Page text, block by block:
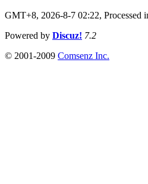
GMT+8, 2026-8-7 02:22, Processed
Powered by Discuz! 7.2
© 2001-2009 Comsenz Inc.